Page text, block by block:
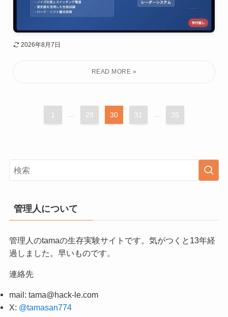
2026年8月7日
1 29 30 31 35
管理人について
管理人のtamaの生存実験サイトです。気がつくと13年経
過しました。早いものです。
連絡先
mail: tama@hack-le.com
X: @tamasan774